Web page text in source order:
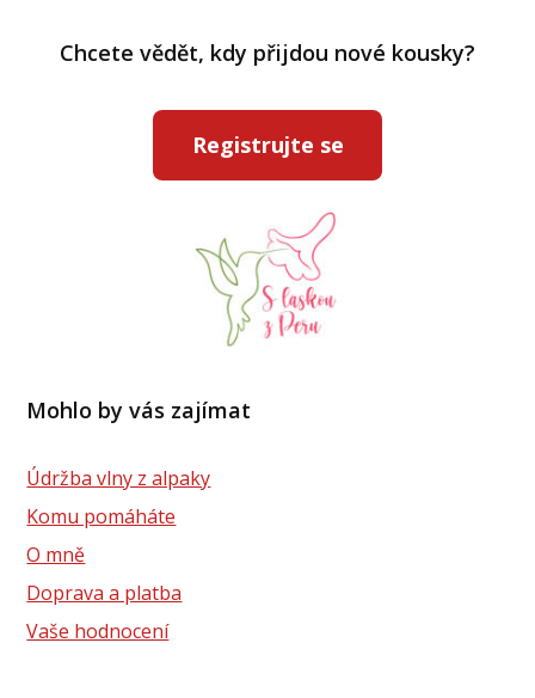
Chcete vědět, kdy přijdou nové kousky?
Registrujte se
Mohlo by vás zajímat
Údržba vlny z alpaky
Komu pomáháte
O mně
Doprava a platba
Vaše hodnocení